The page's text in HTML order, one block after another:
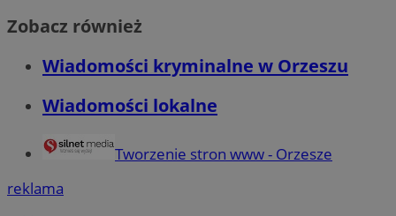
Zobacz również
Wiadomości kryminalne w Orzeszu
Wiadomości lokalne
Tworzenie stron www - Orzesze
reklama